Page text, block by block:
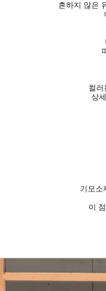
흔하지 않은
컬러
상
기모소
이